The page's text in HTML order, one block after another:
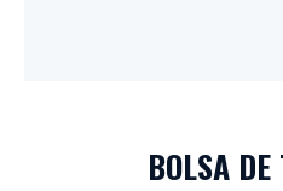
BOLSA